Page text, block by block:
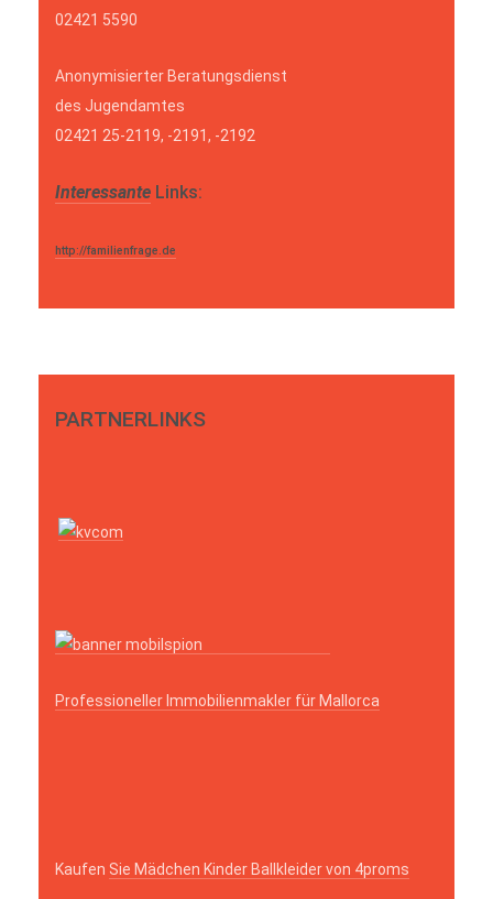
02421 5590
Anonymisierter Beratungsdienst
des Jugendamtes
02421 25-2119, -2191, -2192
Interessante Links:
http://familienfrage.de
PARTNERLINKS
Professioneller Immobilienmakler für Mallorca
Kaufen Sie Mädchen Kinder Ballkleider von 4proms